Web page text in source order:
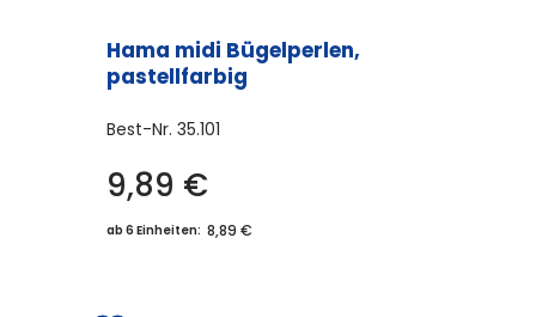
Hama midi Bügelperlen,
pastellfarbig
Best-Nr. 35.101
9,89 €
ab 6 Einheiten: 8,89 €